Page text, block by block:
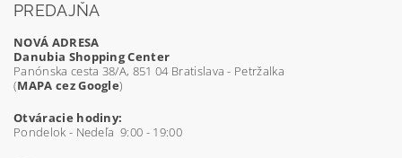
PREDAJŇA
NOVÁ ADRESA
Danubia Shopping Center
Panónska cesta 38/A, 851 04 Bratislava - Petržalka
(MAPA cez Google)
Otváracie hodiny:
Pondelok - Nedeľa 9:00 - 19:00